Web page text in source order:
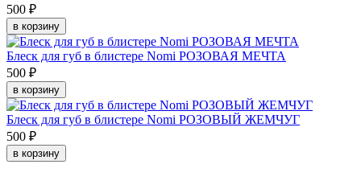
500 ₽
в корзину
Блеск для губ в блистере Nomi РОЗОВАЯ МЕЧТА
500 ₽
в корзину
Блеск для губ в блистере Nomi РОЗОВЫЙ ЖЕМЧУГ
500 ₽
в корзину